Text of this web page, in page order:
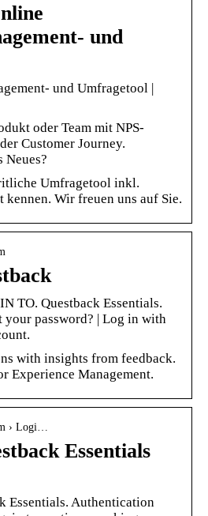
und
und Umfragetool |
oder Team mit NPS-
Customer Journey.
Neues?
Umfragetool inkl.
kennen. Wir freuen uns auf Sie.
TO. Questback Essentials.
your password? | Log in with
with insights from feedback.
Experience Management.
› Logi…
Essentials
Essentials. Authentication